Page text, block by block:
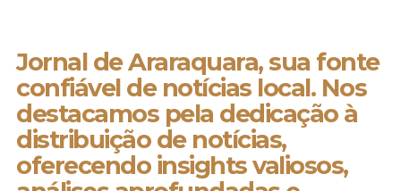
Jornal de Araraquara, sua fonte
confiável de notícias local. Nos
destacamos pela dedicação à
distribuição de notícias,
oferecendo insights valiosos,